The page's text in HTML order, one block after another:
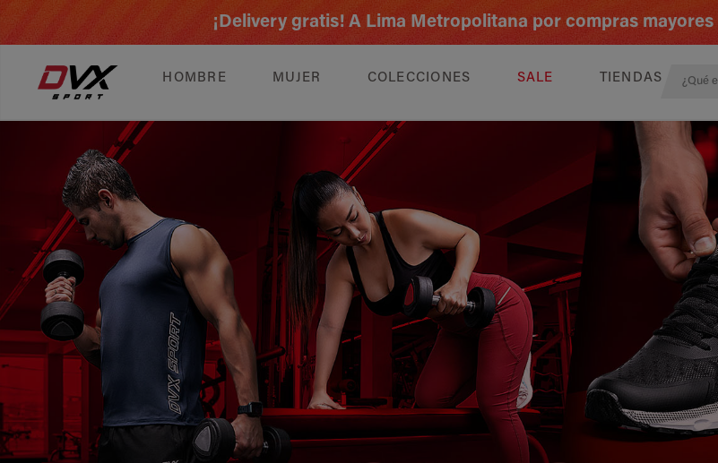
¡Delivery gratis! A Lima Metropolitana por compras
HOMBRE MUJER COLECCIONES SALE TIENDAS